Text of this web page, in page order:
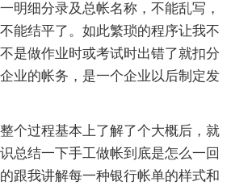
明细分录及总帐名称，不能乱写，
能结平了。如此繁琐的程序让我不
是做作业时或考试时出错了就扣分
业的帐务，是一个企业以后制定发
个过程基本上了解了个大概后，就
总结一下手工做帐到底是怎么一回
跟我讲解每一种银行帐单的样式和